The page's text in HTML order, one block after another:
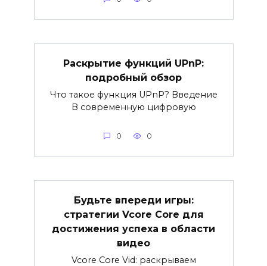
Раскрытие функций UPnP:
подробный обзор
Что такое функция UPnP? Введение
В современную цифровую
0 0
Будьте впереди игры:
стратегии Vcore Core для
достижения успеха в области
видео
Vcore Core Vid: раскрываем